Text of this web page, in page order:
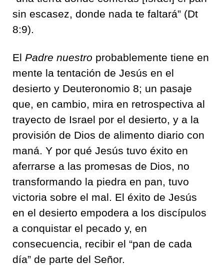
sin escasez, donde nada te faltará” (Dt
8:9).
El Padre nuestro probablemente tiene en
mente la tentación de Jesús en el
desierto y Deuteronomio 8; un pasaje
que, en cambio, mira en retrospectiva al
trayecto de Israel por el desierto, y a la
provisión de Dios de alimento diario con
maná. Y por qué Jesús tuvo éxito en
aferrarse a las promesas de Dios, no
transformando la piedra en pan, tuvo
victoria sobre el mal. El éxito de Jesús
en el desierto empodera a los discípulos
a conquistar el pecado y, en
consecuencia, recibir el “pan de cada
día” de parte del Señor.